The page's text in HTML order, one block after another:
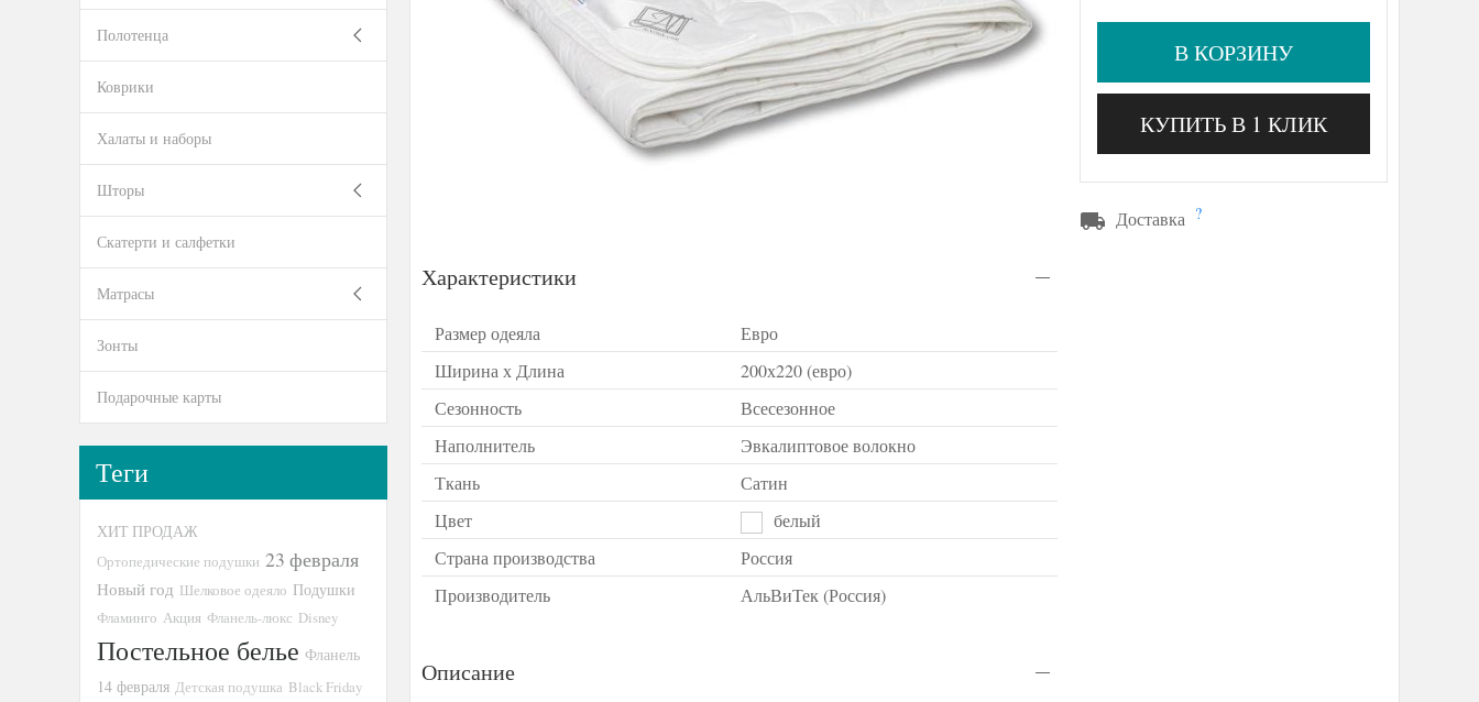
В КОРЗИНУ
КУПИТЬ В 1 КЛИК
Доставка ?
Характеристики
Размер одеяла
Евро
Ширина х Длина
200х220 (евро)
Сезонность
Всесезонное
Наполнитель
Эвкалиптовое волокно
Ткань
Сатин
Цвет
белый
Страна производства
Россия
Производитель
АльВиТек (Россия)
Описание
Полотенца
Коврики
Халаты и наборы
Шторы
Скатерти и салфетки
Матрасы
Зонты
Подарочные карты
Теги
ХИТ ПРОДАЖ
Ортопедические подушки 23 февраля
Новый год Шелковое одеяло Подушки
Фламинго Акция Фланель-люкс Disney
Постельное белье Фланель
14 февраля Детская подушка Black Friday